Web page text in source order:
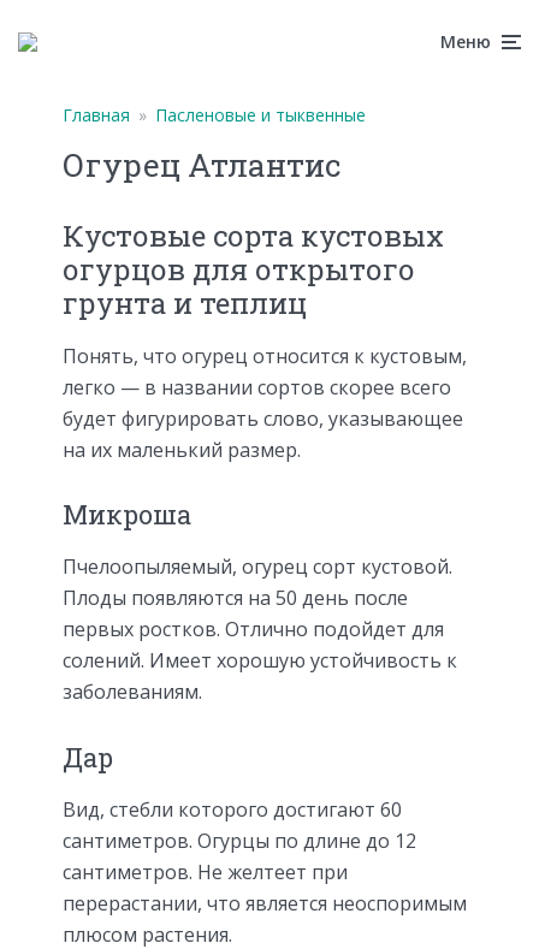
Меню
Главная » Пасленовые и тыквенные
Огурец Атлантис
Кустовые сорта кустовых
огурцов для открытого
грунта и теплиц
Понять, что огурец относится к кустовым,
легко — в названии сортов скорее всего
будет фигурировать слово, указывающее
на их маленький размер.
Микроша
Пчелоопыляемый, огурец сорт кустовой.
Плоды появляются на 50 день после
первых ростков. Отлично подойдет для
солений. Имеет хорошую устойчивость к
заболеваниям.
Дар
Вид, стебли которого достигают 60
сантиметров. Огурцы по длине до 12
сантиметров. Не желтеет при
перерастании, что является неоспоримым
плюсом растения.